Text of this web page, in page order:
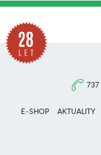
737
E–SHOP AKTUALITY